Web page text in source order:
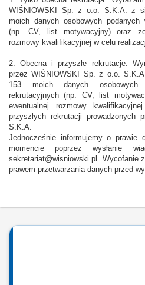
WIŚNIOWSKI Sp. z o.o. S.K.A. z
moich danych osobowych podanych
(np. CV, list motywacyjny) oraz
rozmowy kwalifikacyjnej w celu
2. Obecna i przyszłe rekrutacje:
przez WIŚNIOWSKI Sp. z o.o.
153 moich danych osobowych
rekrutacyjnych (np. CV, list
ewentualnej rozmowy
przyszłych rekrutacji
S.K.A.
Jednocześnie informujemy o prawie
momencie poprzez wysłanie
sekretariat@wisniowski.pl. Wycofanie
prawem przetwarzania danych przed